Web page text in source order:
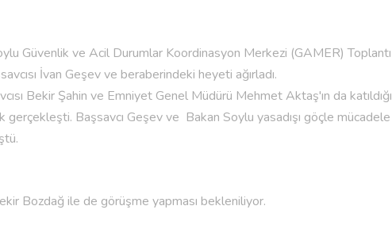
Güvenlik ve Acil Durumlar Koordinasyon Merkezi (GAMER) Toplantı
İvan Geşev ve beraberindeki heyeti ağırladı.
Bekir Şahin ve Emniyet Genel Müdürü Mehmet Aktaş'ın da katıldığı
gerçekleşti. Başsavcı Geşev ve Bakan Soylu yasadışı göçle mücadele
Bozdağ ile de görüşme yapması bekleniliyor.